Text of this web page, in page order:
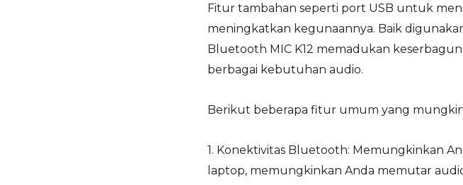
Fitur tambahan seperti port USB untuk
meningkatkan kegunaannya. Baik
Bluetooth MIC K12 memadukan
berbagai kebutuhan audio.
Berikut beberapa fitur umum yang
1. Konektivitas Bluetooth: Memungkinkan
laptop, memungkinkan Anda memutar